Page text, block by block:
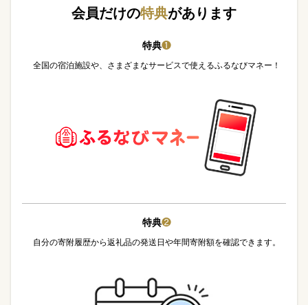
会員だけの特典があります
特典❶
全国の宿泊施設や、さまざまなサービスで使えるふるなびマネー！
特典❷
自分の寄附履歴から返礼品の発送日や年間寄附額を確認できます。